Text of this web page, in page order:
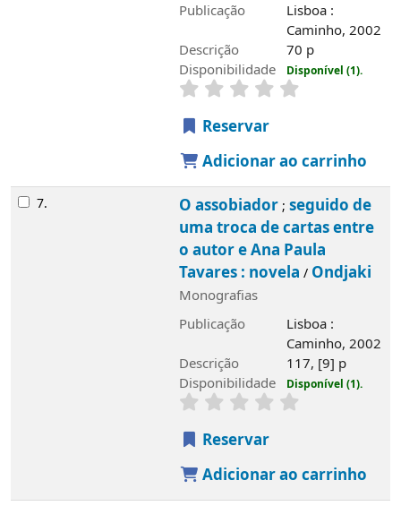
Publicação
Lisboa :
Caminho, 2002
Descrição
70 p
Disponibilidade
Disponível (1).
Reservar
Adicionar ao carrinho
7. O assobiador; seguido de
uma troca de cartas entre
o autor e Ana Paula
Tavares : novela / Ondjaki
Monografias
Publicação
Lisboa :
Caminho, 2002
Descrição
117, [9] p
Disponibilidade
Disponível (1).
Reservar
Adicionar ao carrinho